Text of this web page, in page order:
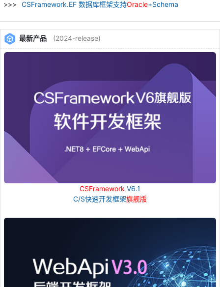
CSFramework.EF 数据库框架支持Oracle+Schema
最新产品 (2024-release)
CSFramework V6.1
C/S快速开发框架旗舰版